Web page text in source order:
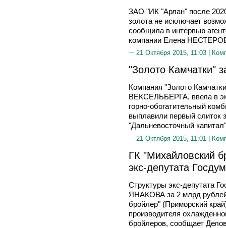
ЗАО "ИК "Арлан" после
золота не исключает
сообщила в интервью
компании Елена
21 Октября 2015, 11:03 |
"Золото Камчатки"
Компания "Золото
ВЕКСЕЛЬБЕРГА, ввела в
горно-обогатительный
выплавили первый слиток
"Дальневосточный
21 Октября 2015, 11:01 |
ГК "Михайловский
экс-депутата
Структуры экс-депутата
ЯНАКОВА за 2 млрд
бройлер" (Приморский
производителя
бройлеров, сообщает